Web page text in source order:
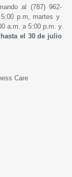
al (787) 962-
p.m, martes y
a.m. a 5:00 p.m. y
el 30 de julio
Care